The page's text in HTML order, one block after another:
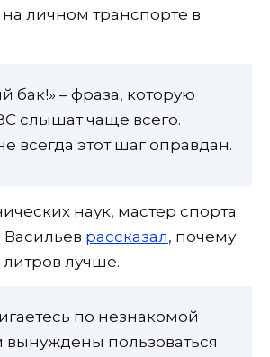
личном транспорте в
бак!» – фраза, которую
слышат чаще всего.
всегда этот шаг оправдан.
наук, мастер спорта
Васильев рассказал, почему
литров лучше.
по незнакомой
вынуждены пользоваться